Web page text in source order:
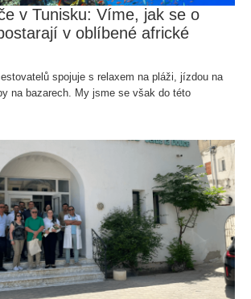
v Tunisku: Víme, jak se o
v oblíbené africké
spojuje s relaxem na pláži, jízdou na
na bazarech. My jsme se však do této